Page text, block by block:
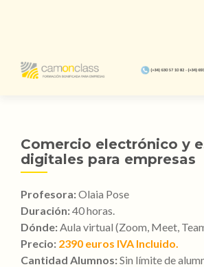
Comercio electrónico y
digitales para empresas
Profesora:Olaia Pose
Duración:40 horas.
Dónde:Aula virtual (Zoom, Meet,
Precio: 2390 euros IVA Incluido.
Cantidad Alumnos:Sin límite de